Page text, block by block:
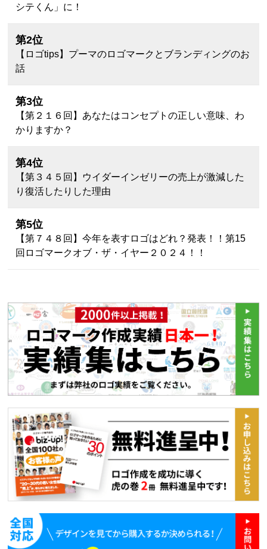
シテくん」に！
第2位
【ロゴtips】プーマのロゴマークとブランディングのお
話
第3位
【第２１６回】あなたはコンセプトの正しい意味、わ
かりますか？
第4位
【第３４５回】ウイダーインゼリーの売上が激減した
り復活したりした理由
第5位
【第７４８回】今年を表すロゴはどれ？発表！！第15
回ロゴマークオブ・ザ・イヤー２０２４！！